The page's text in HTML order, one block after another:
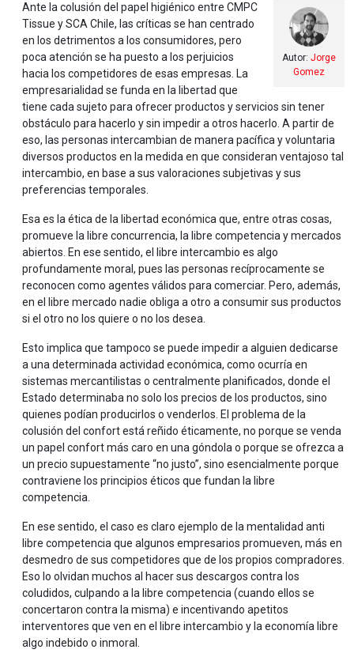
Autor: Jorge
Gomez
Ante la colusión del papel higiénico entre CMPC
Tissue y SCA Chile, las críticas se han centrado
en los detrimentos a los consumidores, pero
poca atención se ha puesto a los perjuicios
hacia los competidores de esas empresas. La
empresarialidad se funda en la libertad que
tiene cada sujeto para ofrecer productos y servicios sin tener
obstáculo para hacerlo y sin impedir a otros hacerlo. A partir de
eso, las personas intercambian de manera pacífica y voluntaria
diversos productos en la medida en que consideran ventajoso tal
intercambio, en base a sus valoraciones subjetivas y sus
preferencias temporales.
Esa es la ética de la libertad económica que, entre otras cosas,
promueve la libre concurrencia, la libre competencia y mercados
abiertos. En ese sentido, el libre intercambio es algo
profundamente moral, pues las personas recíprocamente se
reconocen como agentes válidos para comerciar. Pero, además,
en el libre mercado nadie obliga a otro a consumir sus productos
si el otro no los quiere o no los desea.
Esto implica que tampoco se puede impedir a alguien dedicarse
a una determinada actividad económica, como ocurría en
sistemas mercantilistas o centralmente planificados, donde el
Estado determinaba no solo los precios de los productos, sino
quienes podían producirlos o venderlos. El problema de la
colusión del confort está reñido éticamente, no porque se venda
un papel confort más caro en una góndola o porque se ofrezca a
un precio supuestamente “no justo”, sino esencialmente porque
contraviene los principios éticos que fundan la libre
competencia.
En ese sentido, el caso es claro ejemplo de la mentalidad anti
libre competencia que algunos empresarios promueven, más en
desmedro de sus competidores que de los propios compradores.
Eso lo olvidan muchos al hacer sus descargos contra los
coludidos, culpando a la libre competencia (cuando ellos se
concertaron contra la misma) e incentivando apetitos
interventores que ven en el libre intercambio y la economía libre
algo indebido o inmoral.